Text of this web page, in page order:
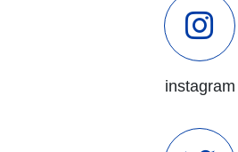
instagram